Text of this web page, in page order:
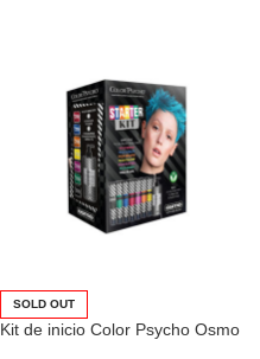
SOLD OUT
Kit de inicio Color Psycho Osmo